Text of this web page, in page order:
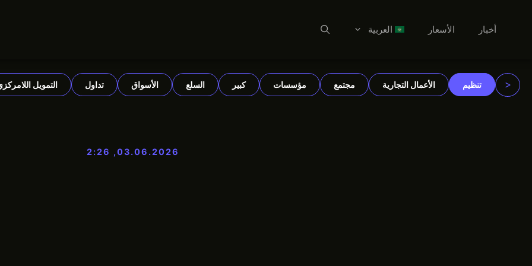
المحتوى
أخبار الأسعار العربية
Dansk < تنظيم الأعمال التجارية مجتمع مؤسسات كبير السلع الأسواق تداول التمويل
03.06.2026, 2:26